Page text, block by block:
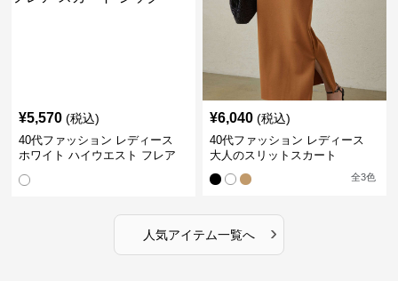
¥5,570 (税込)
40代ファッション レディース
ホワイト ハイウエスト フレア
¥6,040 (税込)
40代ファッション レディース
大人のスリットスカート
全3色
人気アイテム一覧へ ›